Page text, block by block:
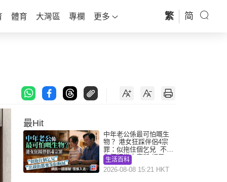
體育 大灣區 專欄 更多 繁 简
最Hit
中年老公係最可怕嘅生
物？ 港女狂踩伴侶4宗
罪：似拖住個乞兒 不解
為何經常去廁所 網民一
語道破
生活百科
2026-08-08 15:21 HKT